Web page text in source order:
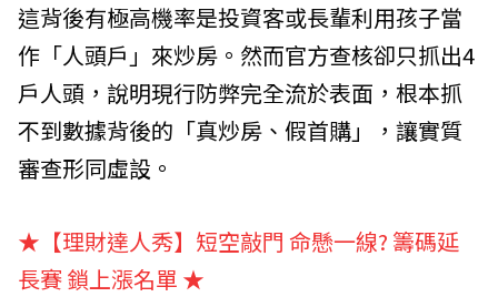
這背後有極高機率是投資客或長輩利用孩子當
作「人頭戶」來炒房。然而官方查核卻只抓出4
戶人頭，說明現行防弊完全流於表面，根本抓
不到數據背後的「真炒房、假首購」，讓實質
審查形同虛設。
★【理財達人秀】短空敲門 命懸一線? 籌碼延
長賽 鎖上漲名單 ★